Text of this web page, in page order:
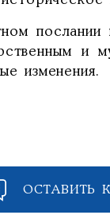
послании
и
изменения.
ОСТАВИТЬ